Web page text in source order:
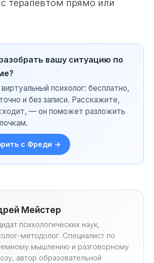
терапевтом прямо или
вашу ситуацию по
психолог: бесплатно,
и без записи. Расскажите,
— он поможет разложить
с Фреди →
Мейстер
психологических наук,
методолог. Специалист по
мышлению и разговорному
автор образовательной